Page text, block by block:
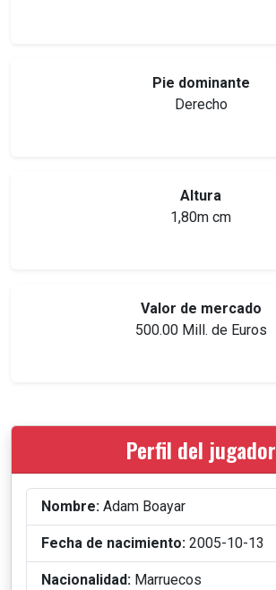
Pie dominante
Derecho
Altura
1,80m cm
Valor de mercado
500.00 Mill. de Euros
Perfil del jugador
Nombre: Adam Boayar
Fecha de nacimiento: 2005-10-13
Nacionalidad: Marruecos